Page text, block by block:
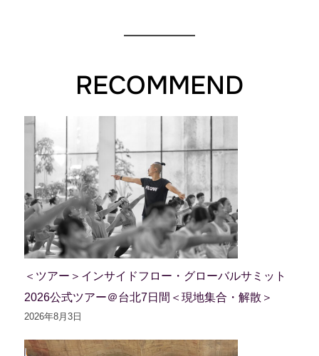
RECOMMEND
＜ツアー＞インサイドフロー・グローバルサミット
2026公式ツアー＠台北7日間＜現地集合・解散＞
2026年8月3日